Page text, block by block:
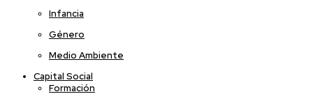
Infancia
Género
Medio Ambiente
Capital Social
Formación